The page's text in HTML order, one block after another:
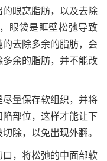
眼窝脂肪，以及去除
眼袋是眶壁松弛导致
去除多余的脂肪，会
余的脂肪，并不能改
量保存软组织，并将
部位，这样才能让下
除，以免出现外翻。
，将松弛的中面部软